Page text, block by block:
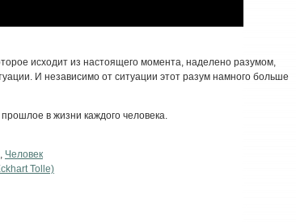
исходит из настоящего момента, наделено разумом,
И независимо от ситуации этот разум намного больше
в жизни каждого человека.
Человек
Tolle)